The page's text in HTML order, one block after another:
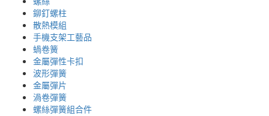
鉚釘螺柱
散熱模組
手機支架工藝品
蝸卷簧
金屬彈性卡扣
波形彈簧
金屬彈片
渦卷彈簧
螺絲彈簧組合件